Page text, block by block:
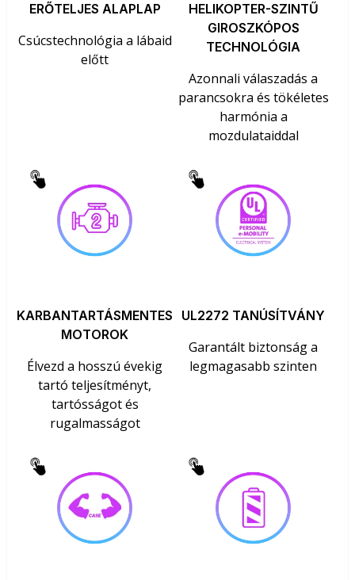
ERŐTELJES ALAPLAP
Csúcstechnológia a lábaid
előtt
HELIKOPTER-SZINTŰ
GIROSZKÓPOS
TECHNOLÓGIA
Azonnali válaszadás a
parancsokra és tökéletes
harmónia a
mozdulataiddal
KARBANTARTÁSMENTES
MOTOROK
Élvezd a hosszú évekig
tartó teljesítményt,
tartósságot és
rugalmasságot
UL2272 TANÚSÍTVÁNY
Garantált biztonság a
legmagasabb szinten